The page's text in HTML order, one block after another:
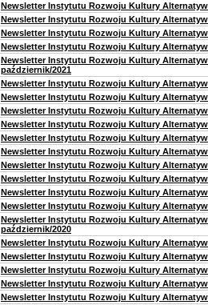
Newsletter Instytutu Rozwoju Kultury
Newsletter Instytutu Rozwoju Kultury
Newsletter Instytutu Rozwoju Kultury
Newsletter Instytutu Rozwoju Kultury
Newsletter Instytutu Rozwoju Kultury
październik/2021
Newsletter Instytutu Rozwoju Kultury
Newsletter Instytutu Rozwoju Kultury
Newsletter Instytutu Rozwoju Kultury
Newsletter Instytutu Rozwoju Kultury
Newsletter Instytutu Rozwoju Kultury
Newsletter Instytutu Rozwoju Kultury
Newsletter Instytutu Rozwoju Kultury
Newsletter Instytutu Rozwoju Kultury
Newsletter Instytutu Rozwoju Kultury
Newsletter Instytutu Rozwoju Kultury
Newsletter Instytutu Rozwoju Kultury
październik/2020
Newsletter Instytutu Rozwoju Kultury
Newsletter Instytutu Rozwoju Kultury
Newsletter Instytutu Rozwoju Kultury
Newsletter Instytutu Rozwoju Kultury
Newsletter Instytutu Rozwoju Kultury